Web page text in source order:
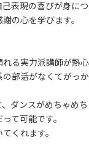
表現の喜びが身につ
の心を学びます。
る実力派講師が熱
の部活がなくてが
ダンスがめちゃめ
て可能です。
くれます。